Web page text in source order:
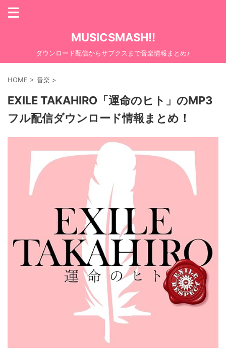
MUSICSMASH!!
ダウンロード配信からサブクスまで音楽情報まとめ♪
HOME > 音楽 >
EXILE TAKAHIRO「運命のヒト」のMP3
フル配信ダウンロード情報まとめ！